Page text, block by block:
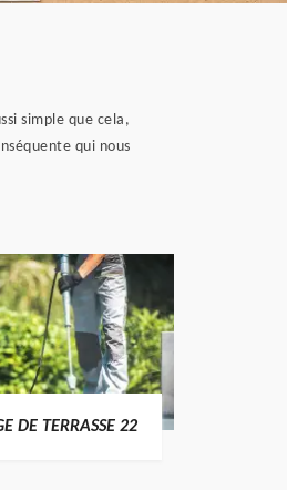
simple que cela,
qui nous
DE TERRASSE 22